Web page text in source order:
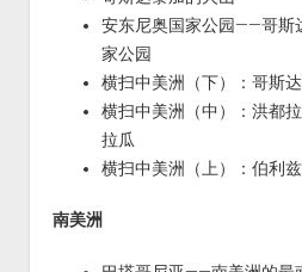
安东尼奥国家公园——哥斯
家公园
横扫中美洲（下）：哥斯
横扫中美洲（中）：洪都
拉瓜
横扫中美洲（上）：伯利
南美洲